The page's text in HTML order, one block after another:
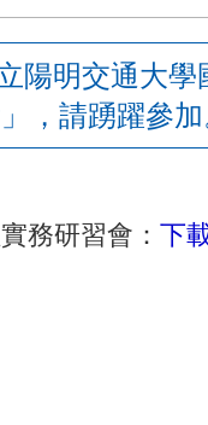
陽明交通大
，請踴躍參加
務研習會： 下